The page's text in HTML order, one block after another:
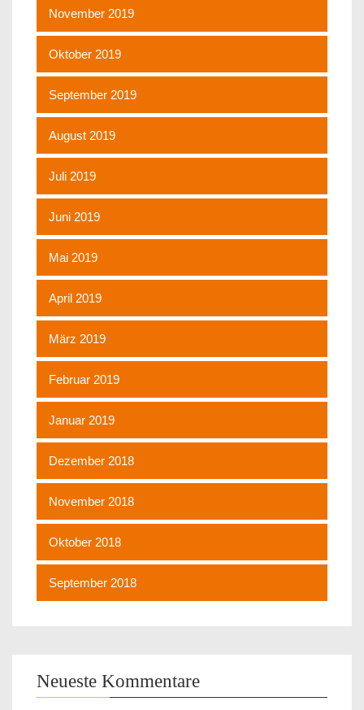
November 2019
Oktober 2019
September 2019
August 2019
Juli 2019
Juni 2019
Mai 2019
April 2019
März 2019
Februar 2019
Januar 2019
Dezember 2018
November 2018
Oktober 2018
September 2018
Neueste Kommentare